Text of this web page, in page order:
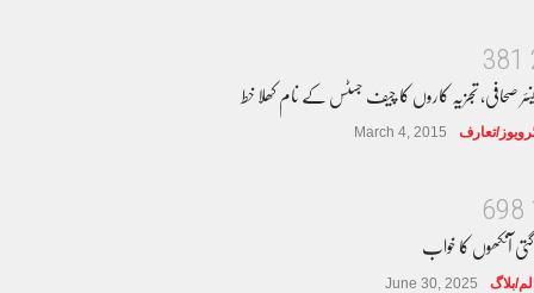
1
8
3
صحافی، تجزیہ کاروں کا چیف جسٹس کے نام کھلا خط
تعارف March 4, 2015
8
9
6
آنکھوں کا خواب
بلاگ June 30, 2025